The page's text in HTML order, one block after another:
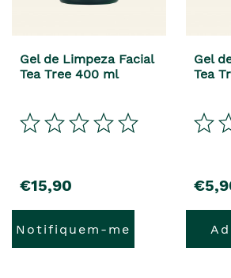
Gel de Limpeza Facial
Tea Tree 400 ml
€15,90
Notifiquem-me
Gel
Tea